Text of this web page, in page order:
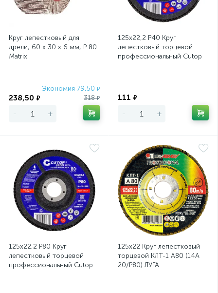
Круг лепестковый для
дрели, 60 х 30 х 6 мм, P 80
Matrix
Экономия 79,50 ₽
238,50 ₽ 318₽
- +
125х22,2 Р40 Круг
лепестковый торцевой
профессиональный Cutop
111 ₽
- +
125х22,2 Р80 Круг
лепестковый торцевой
профессиональный Cutop
125х22 Круг лепестковый
торцевой КЛТ-1 А80 (14А
20/P80) ЛУГА